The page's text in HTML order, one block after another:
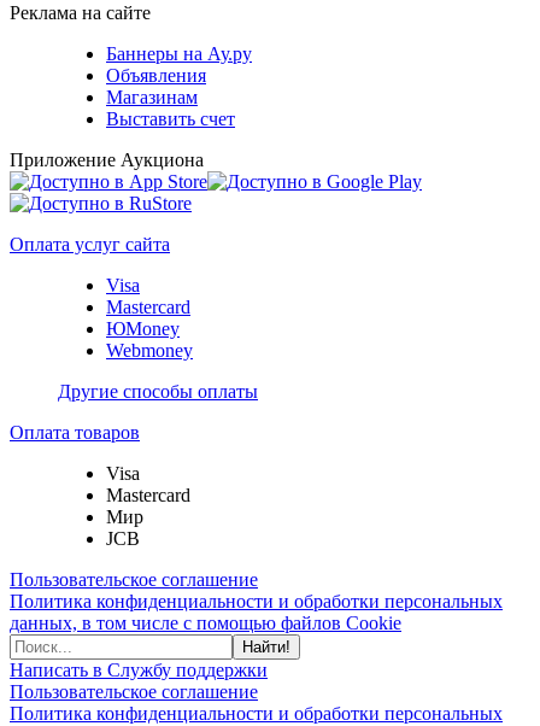
Реклама на сайте
Баннеры на Ау.ру
Объявления
Магазинам
Выставить счет
Приложение Аукциона
Оплата услуг сайта
Visa
Mastercard
ЮMoney
Webmoney
Другие способы оплаты
Оплата товаров
Visa
Mastercard
Мир
JCB
Пользовательское соглашение
Политика конфиденциальности и обработки персональных
данных, в том числе с помощью файлов Cookie
Найти!
Написать в Службу поддержки
Пользовательское соглашение
Политика конфиденциальности и обработки персональных